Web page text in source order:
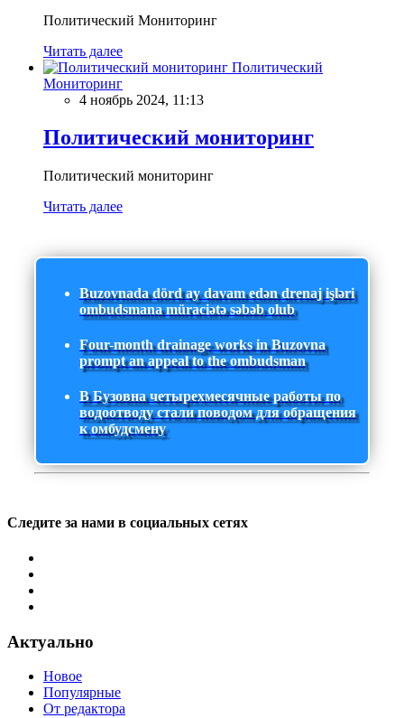
Политический Мониторинг
Читать далее
Политический
Мониторинг
4 ноябрь 2024, 11:13
Политический мониторинг
Политический мониторинг
Читать далее
Buzovnada dörd ay davam edən drenaj işləri
ombudsmana müraciətə səbəb olub
Four-month drainage works in Buzovna
prompt an appeal to the ombudsman
В Бузовна четырехмесячные работы по
водоотводу стали поводом для обращения
к омбудсмену
Следите за нами в социальных сетях
Актуально
Новое
Популярные
От редактора